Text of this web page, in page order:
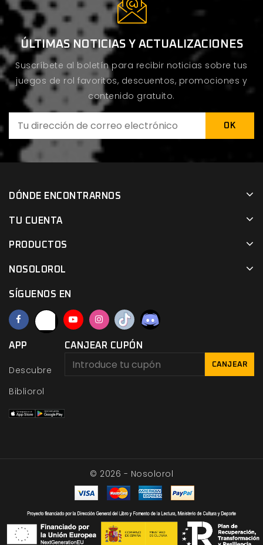
ÚLTIMAS NOTICIAS Y ACTUALIZACIONES
Suscríbete al boletín para recibir noticias sobre tus
juegos de rol favoritos, descuentos, promociones y
contenido gratuito.
DÓNDE ENCONTRARNOS
TU CUENTA
PRODUCTOS
NOSOLOROL
SÍGUENOS EN
APP
Descubre
Bibliorol
CANJEAR CUPÓN
CANJEAR
© 2026 - Nosolorol